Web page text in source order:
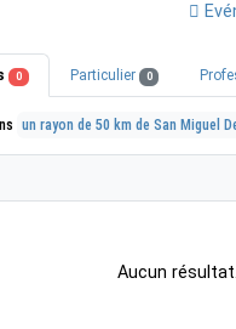
0 Particulier 0
un rayon de 50 km de San Miguel
Aucun